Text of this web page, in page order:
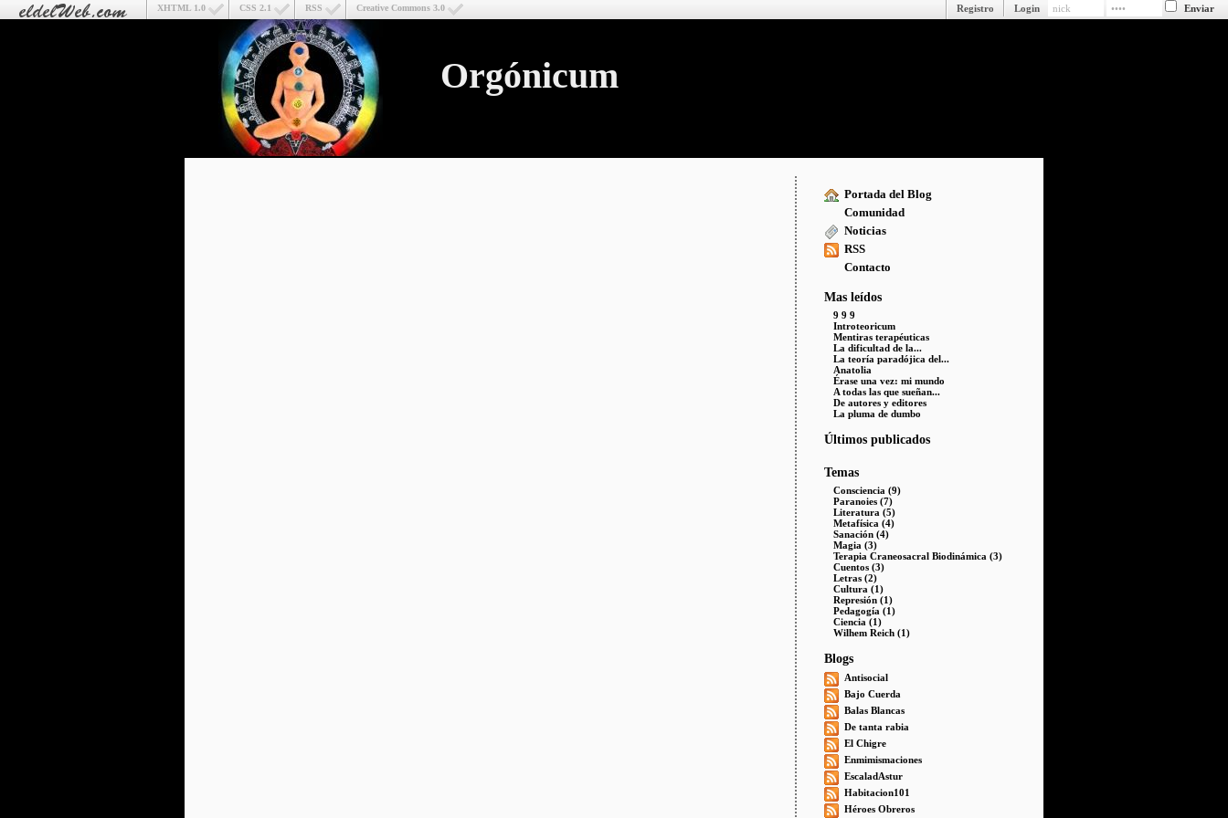
Creative Commons 3.0
RSS
CSS 2.1
XHTML 1.0 Login
Registro
Orgónicum
Portada del Blog
Comunidad
Noticias
RSS
Contacto
Mas leídos
9 9 9
Introteoricum
Mentiras terapéuticas
La dificultad de la...
La teoría paradójica del...
Anatolia
Érase una vez: mi mundo
A todas las que sueñan...
De autores y editores
La pluma de dumbo
Últimos publicados
Temas
Consciencia (9)
Paranoies (7)
Literatura (5)
Metafísica (4)
Sanación (4)
Magia (3)
Terapia Craneosacral Biodinámica (3)
Cuentos (3)
Letras (2)
Cultura (1)
Represión (1)
Pedagogía (1)
Ciencia (1)
Wilhem Reich (1)
Blogs
Antisocial
Bajo Cuerda
Balas Blancas
De tanta rabia
El Chigre
Enmimismaciones
EscaladAstur
Habitacion101
Héroes Obreros